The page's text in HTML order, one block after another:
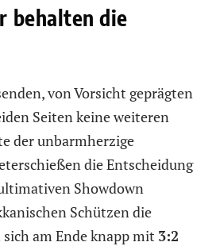
behalten die
von Vorsicht geprägten
Seiten keine weiteren
der unbarmherzige
die Entscheidung
Showdown
Schützen die
am Ende knapp mit 3:2